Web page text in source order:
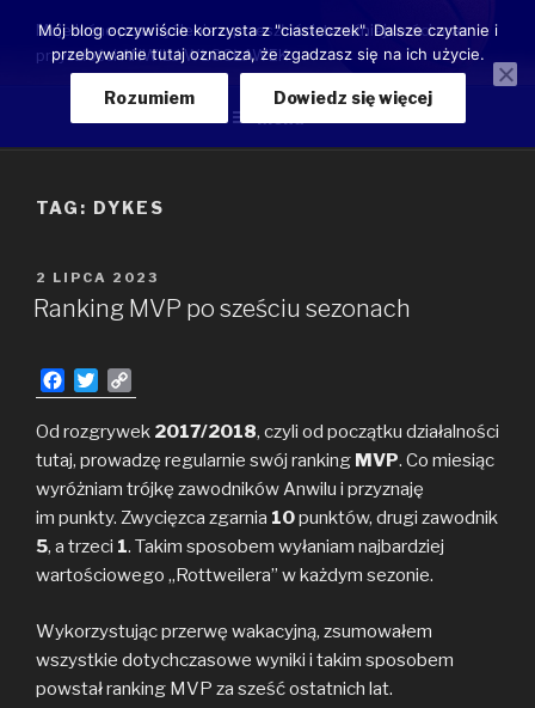
treści
Moje luźne przemyślenia o przeszłości, teraźniejszości oraz
przyszłości ANWILU WŁOCŁAWEK
TAG: DYKES
OPUBLIKOWANE
W
2 LIPCA 2023
Ranking MVP po sześciu sezonach
a
c
e
b
o
o
k
w
i
t
e
r
o
p
y
i
n
k
Od rozgrywek 2017/2018, czyli od początku działalności
tutaj, prowadzę regularnie swój ranking MVP. Co miesiąc
wyróżniam trójkę zawodników Anwilu i przyznaję
im punkty. Zwycięzca zgarnia 10punktów, drugi zawodnik
5, a trzeci 1. Takim sposobem wyłaniam najbardziej
wartościowego „Rottweilera” w każdym sezonie.
Wykorzystując przerwę wakacyjną, zsumowałem
wszystkie dotychczasowe wyniki i takim sposobem
powstał ranking MVP za sześć ostatnich lat.
Mój blog oczywiście korzysta z "ciasteczek". Dalsze czytanie i
przebywanie tutaj oznacza, że zgadzasz się na ich użycie.
Rozumiem Dowiedz się więcej